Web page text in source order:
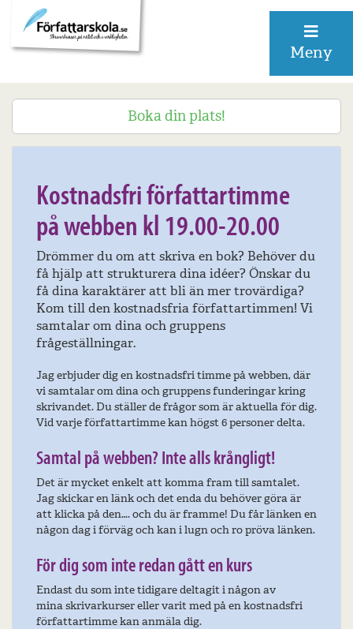
Meny
Boka din plats!
10 maj 2017
Kostnadsfri författartimme
på webben kl 19.00-20.00
Drömmer du om att skriva en bok? Behöver du
få hjälp att strukturera dina idéer? Önskar du
få dina karaktärer att bli än mer trovärdiga?
Kom till den kostnadsfria författartimmen! Vi
samtalar om dina och gruppens
frågeställningar.
Jag erbjuder dig en kostnadsfri timme på webben, där
vi samtalar om dina och gruppens funderingar kring
skrivandet. Du ställer de frågor som är aktuella för dig.
Vid varje författartimme kan högst 6 personer delta.
Samtal på webben? Inte alls krångligt!
Det är mycket enkelt att komma fram till samtalet.
Jag skickar en länk och det enda du behöver göra är
att klicka på den…. och du är framme! Du får länken en
någon dag i förväg och kan i lugn och ro pröva länken.
För dig som inte redan gått en kurs
Endast du som inte tidigare deltagit i någon av
mina skrivarkurser eller varit med på en kostnadsfri
författartimme kan anmäla dig.